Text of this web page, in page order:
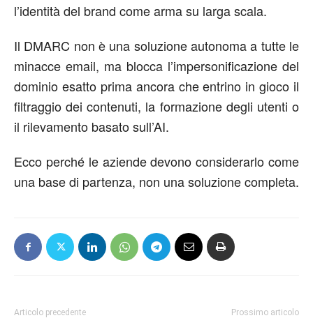
l’identità del brand come arma su larga scala.
Il DMARC non è una soluzione autonoma a tutte le
minacce email, ma blocca l’impersonificazione del
dominio esatto prima ancora che entrino in gioco il
filtraggio dei contenuti, la formazione degli utenti o
il rilevamento basato sull’AI.
Ecco perché le aziende devono considerarlo come
una base di partenza, non una soluzione completa.
Articolo precedente Prossimo articolo